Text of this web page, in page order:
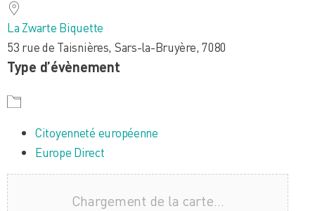
La Zwarte Biquette
53 rue de Taisnières, Sars-la-Bruyère, 7080
Type d’évènement
Citoyenneté européenne
Europe Direct
Chargement de la carte…